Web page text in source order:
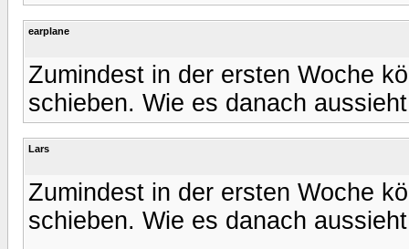
earplane
Zumindest in der ersten Woche
schieben. Wie es danach
Lars
Zumindest in der ersten Woche
schieben. Wie es danach